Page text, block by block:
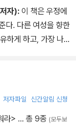
고 말하는 친구 목소
다. 그의 문장은 부드
. 댄시거는 사랑의
자): 이 책은 우정에
다. 다른 여성을 향한
하게 하고, 가장 나은
저자파일 신간알림 신청
라> … 총 9종 (모두보